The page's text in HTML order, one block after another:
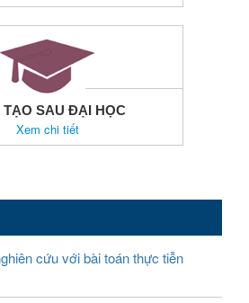
SAU ĐẠI HỌC
Xem chi tiết
cứu với bài toán thực tiễn